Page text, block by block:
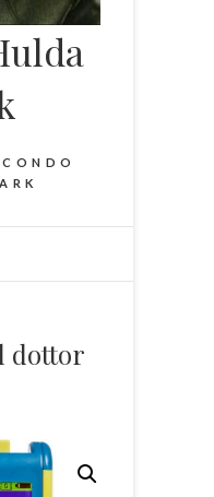
dottor